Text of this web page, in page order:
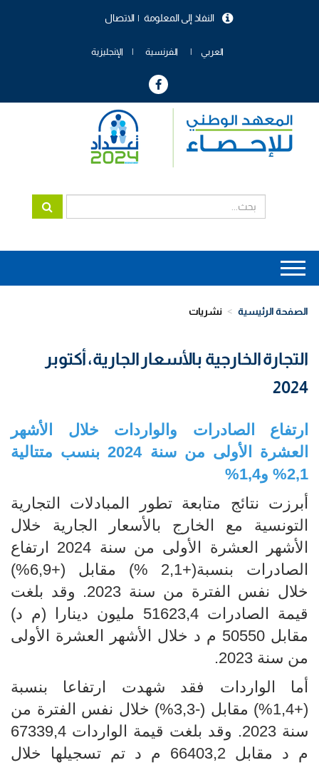
الاتصال النفاذ إلى المعلومة
العربي الفرنسية الإنجليزية
Main
navigation
الصفحة الرئيسية نشريات
التجارة الخارجية بالأسعار الجارية، أكتوبر
2024
ارتفاع الصادرات والواردات خلال الأشهر
العشرة الأولى من سنة 2024 بنسب متتالية
2,1% و1,4%
أبرزت نتائج متابعة تطور المبادلات التجارية
التونسية مع الخارج بالأسعار الجارية خلال
الأشهر العشرة الأولى من سنة 2024 ارتفاع
الصادرات بنسبة(+2,1 %) مقابل (+6,9%)
خلال نفس الفترة من سنة 2023. وقد بلغت
قيمة الصادرات 51623,4 مليون دينارا (م د)
مقابل 50550 م د خلال الأشهر العشرة الأولى
من سنة 2023.
أما الواردات فقد شهدت ارتفاعا بنسبة
(+1,4%) مقابل (-3,3%) خلال نفس الفترة من
سنة 2023. وقد بلغت قيمة الواردات 67339,4
م د مقابل 66403,2 م د تم تسجيلها خلال